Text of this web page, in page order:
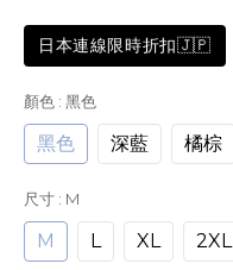
日本連線限時折扣🇯🇵
顏色 : 黑色
黑色 深藍 橘棕
尺寸 : M
M L XL 2XL